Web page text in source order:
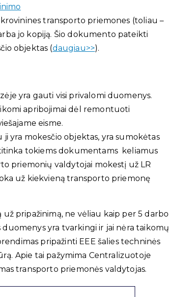
transporto priemones (toliau –
jo kopiją. Šio dokumento pateikti
objektas (daugiau>>).
yra gauti visi privalomi duomenys.
apribojimai dėl remontuoti
eisme.
yra mokesčio objektas, yra sumokėtas
tokiems dokumentams keliamus
priemonių valdytojai mokestį už LR
už kiekvieną transporto priemonę
pripažinimą, ne vėliau kaip per 5 darbo
yra tvarkingi ir jai nėra taikomų
pripažinti EEE šalies techninės
Apie tai pažymima Centralizuotoje
transporto priemonės valdytojas.